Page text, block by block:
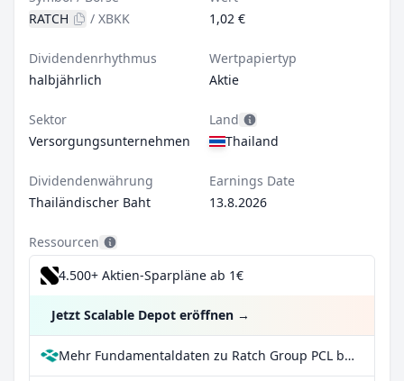
RATCH
/ XBKK
1,02 €
Dividendenrhythmus
halbjährlich
Wertpapiertyp
Aktie
Sektor
Versorgungsunternehmen
Land
Thailand
Dividendenwährung
Thailändischer Baht
Earnings Date
13.8.2026
Ressourcen
4.500+ Aktien-Sparpläne ab 1€
Jetzt Scalable Depot eröffnen →
Mehr Fundamentaldaten zu Ratch Group PCL bei Parqet